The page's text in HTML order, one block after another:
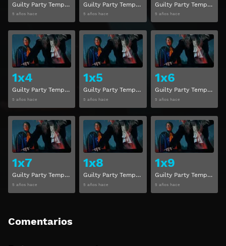
Guilty Party Temporada 1 Capitulo 1
5 años hace
Guilty Party Temporada 1 Capitulo 2
5 años hace
Guilty Party Temporada 1 Capitulo 3
5 años hace
1x4
Guilty Party Temporada 1 Capitulo 4
5 años hace
Ver
1x5
Guilty Party Temporada 1 Capitulo 5
5 años hace
Ver
1x6
Guilty Party Temporada 1 Capitulo 6
5 años hace
1x7
Guilty Party Temporada 1 Capitulo 7
5 años hace
Ver
1x8
Guilty Party Temporada 1 Capitulo 8
5 años hace
Ver
1x9
Guilty Party Temporada 1 Capitulo 9
5 años hace
Comentarios